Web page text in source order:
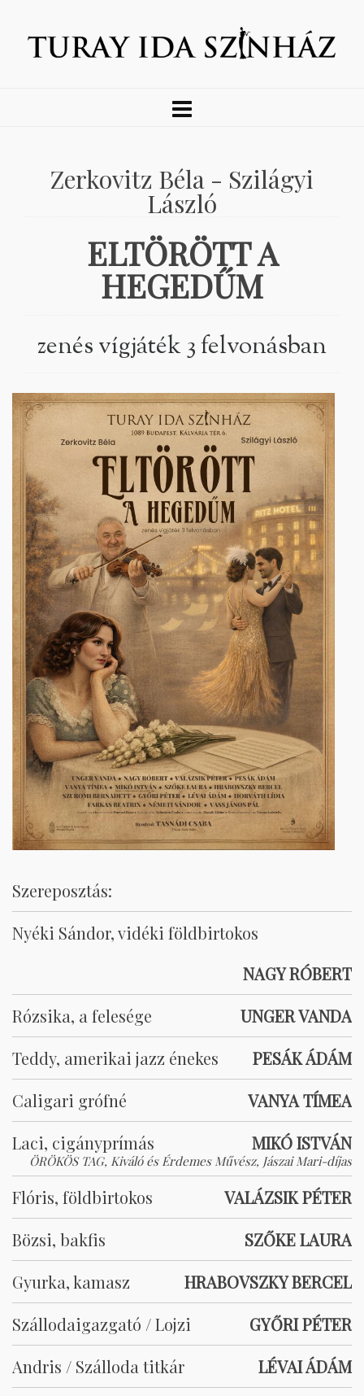
Zerkovitz Béla - Szilágyi
László
ELTÖRÖTT A
HEGEDŰM
zenés vígjáték 3 felvonásban
Szereposztás:
Nyéki Sándor, vidéki földbirtokos
NAGY RÓBERT
Rózsika, a felesége
UNGER VANDA
Teddy, amerikai jazz énekes
PESÁK ÁDÁM
Caligari grófné
VANYA TÍMEA
Laci, cigányprímás
MIKÓ ISTVÁN
ÖRÖKÖS TAG, Kiváló és Érdemes Művész, Jászai Mari-díjas
Flóris, földbirtokos
VALÁZSIK PÉTER
Bözsi, bakfis
SZŐKE LAURA
Gyurka, kamasz
HRABOVSZKY BERCEL
Szállodaigazgató / Lojzi
GYŐRI PÉTER
Andris / Szálloda titkár
LÉVAI ÁDÁM